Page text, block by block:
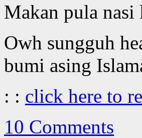
Makan pula nasi
Owh sungguh
bumi asing
: : click here to
10 Comments